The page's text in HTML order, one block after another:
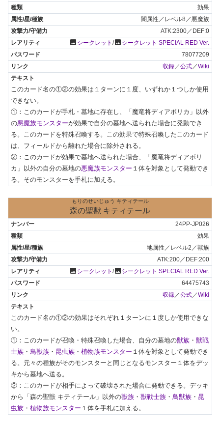
効果
闇属性／レベル8／悪魔族
ATK:2300／DEF:0
photo シークレット /photo シークレット SPECIAL RED Ver.
78077209
収録／公式／Wiki
このカード名の①②の効果は１ターンに１度、いずれか１つしか使用
できない。
①：このカードが手札・墓地に存在し、「魔竜将ディアボリカ」以外
の悪魔族モンスターが効果で自分の墓地へ送られた場合に発動でき
る。このカードを特殊召喚する。この効果で特殊召喚したこのカード
は、フィールドから離れた場合に除外される。
②：このカードが効果で墓地へ送られた場合、「魔竜将ディアボリ
カ」以外の自分の墓地の悪魔族モンスター １体を対象として発動でき
る。そのモンスターを手札に加える。
もりのせいじゅう キティテール
森の聖獣 キティテール
24PP-JP026
効果
地属性／レベル2／獣族
ATK:200／DEF:200
photo シークレット /photo シークレット SPECIAL RED Ver.
64475743
収録 ／公式 ／Wiki
このカード名の①②の効果はそれぞれ１ターンに１度しか使用できな
い。
①：このカードが召喚・特殊召喚した場合、自分の墓地の獣族 ・ 獣戦
士族 ・ 鳥獣族 ・ 昆虫族 ・ 植物族モンスター １体を対象として発動でき
る。元々の種族がそのモンスターと同じとなるモンスター１体をデッ
キから墓地へ送る。
②：このカードが相手によって破壊された場合に発動できる。デッキ
から「森の聖獣 キティテール」以外の獣族 ・ 獣戦士族 ・ 鳥獣族 ・ 昆
虫族 ・ 植物族モンスター １体を手札に加える。